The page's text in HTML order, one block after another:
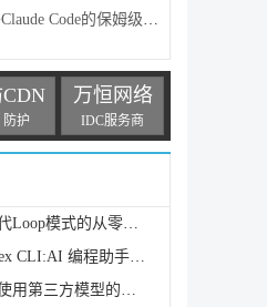
的保姆级教程(2026年最新)
防护
万恒网络
IDC服务商
Claude Code自动迭代Loop模式的从零上手实战指南
Claude Code vs Codex CLI:AI 编程助手API调用机制的深度逆向对比
Claude Code桌面版使用第三方模型的完整操作流程